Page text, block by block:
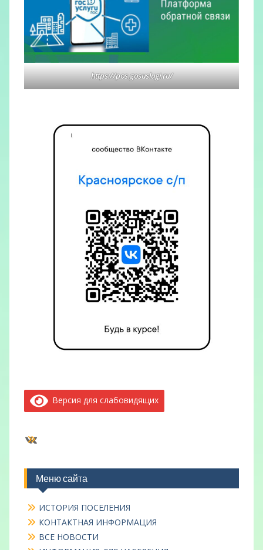
https://pos.gosuslugi.ru/
Версия для слабовидящих
ВКонтакте
Меню сайта
ИСТОРИЯ ПОСЕЛЕНИЯ
КОНТАКТНАЯ ИНФОРМАЦИЯ
ВСЕ НОВОСТИ